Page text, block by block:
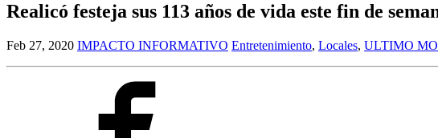
Realicó festeja sus 113 años de vida este fin de
Feb 27, 2020 IMPACTO INFORMATIVO Entretenimiento, Locales, ULTIMO